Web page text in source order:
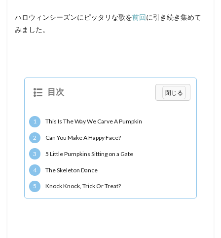
ハロウィンシーズンにピッタリな歌を前回に引き続き集めて
みました。
目次
1 This Is The Way We Carve A Pumpkin
2 Can You Make A Happy Face?
3 5 Little Pumpkins Sitting on a Gate
4 The Skeleton Dance
5 Knock Knock, Trick Or Treat?